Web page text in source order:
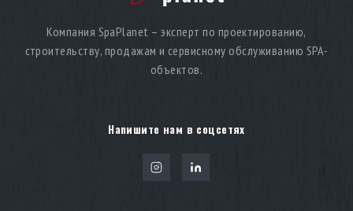
Компания SpaPlanet – эксперт по проектированию,
строительству, продажам и сервисному обслуживанию SPA-
объектов.
Напишите нам в соцсетях